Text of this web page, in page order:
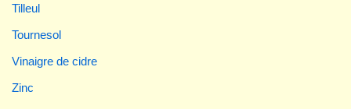
Tilleul
Tournesol
Vinaigre de cidre
Zinc